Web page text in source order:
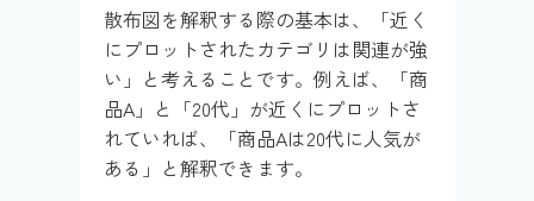
散布図を解釈する際の基本は、「近く
にプロットされたカテゴリは関連が強
い」と考えることです。例えば、「商
品A」と「20代」が近くにプロットさ
れていれば、「商品Aは20代に人気が
ある」と解釈できます。